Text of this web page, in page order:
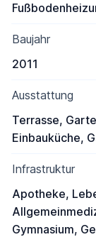
Baujahr
2011
Ausstattung
Terrasse,
Einbauküche,
Infrastruktur
Apotheke,
Gymnasium,